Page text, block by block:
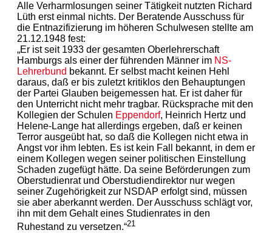
Alle Verharmlosungen seiner Tätigkeit nutzten Richard
Lüth erst einmal nichts. Der Beratende Ausschuss für
die Entnazifizierung im höheren Schulwesen stellte am
21.12.1948 fest:
„Er ist seit 1933 der gesamten Oberlehrerschaft
Hamburgs als einer der führenden Männer im NS-
Lehrerbund bekannt. Er selbst macht keinen Hehl
daraus, daß er bis zuletzt kritiklos den Behauptungen
der Partei Glauben beigemessen hat. Er ist daher für
den Unterricht nicht mehr tragbar. Rücksprache mit den
Kollegien der Schulen Eppendorf, Heinrich Hertz und
Helene-Lange hat allerdings ergeben, daß er keinen
Terror ausgeübt hat, so daß die Kollegen nicht etwa in
Angst vor ihm lebten. Es ist kein Fall bekannt, in dem er
einem Kollegen wegen seiner politischen Einstellung
Schaden zugefügt hätte. Da seine Beförderungen zum
Oberstudienrat und Oberstudiendirektor nur wegen
seiner Zugehörigkeit zur NSDAP erfolgt sind, müssen
sie aber aberkannt werden. Der Ausschuss schlägt vor,
ihn mit dem Gehalt eines Studienrates in den
Ruhestand zu versetzen.“21